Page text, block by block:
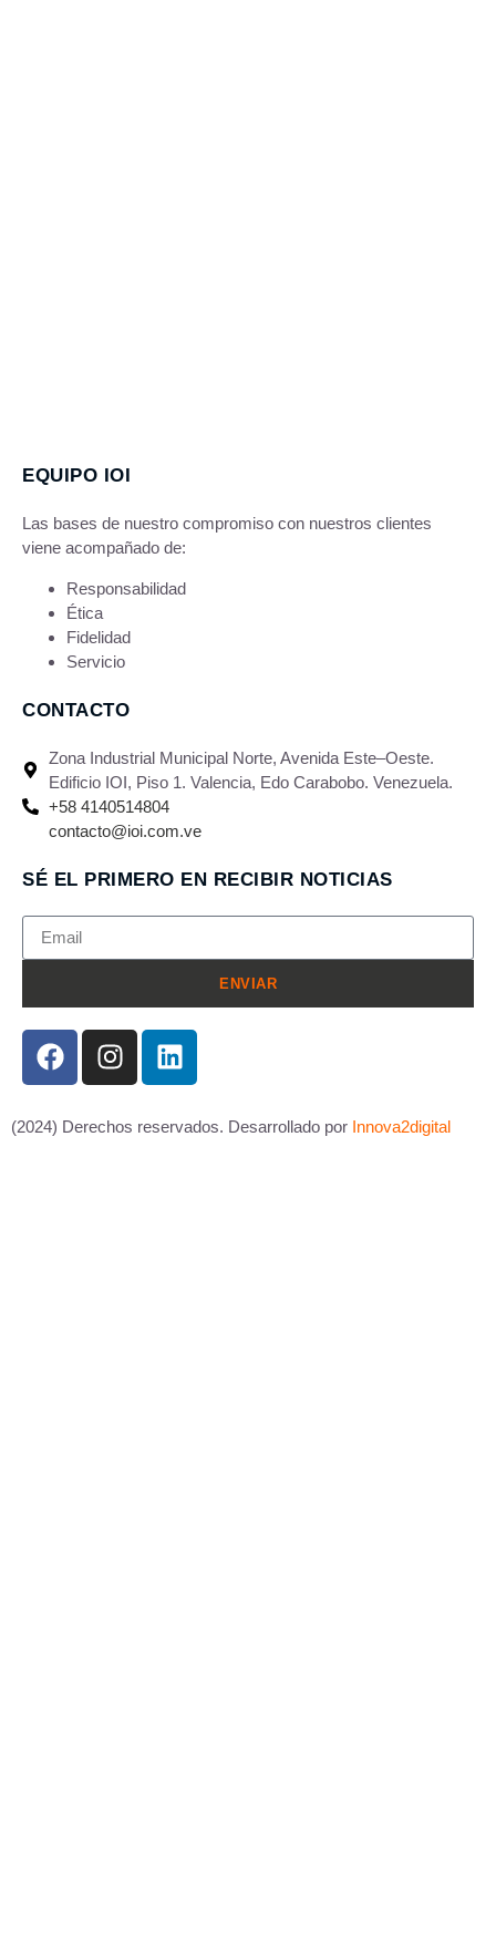
EQUIPO IOI
Las bases de nuestro compromiso con nuestros clientes
viene acompañado de:
Responsabilidad
Ética
Fidelidad
Servicio
CONTACTO
Zona Industrial Municipal Norte, Avenida Este–Oeste.
Edificio IOI, Piso 1. Valencia, Edo Carabobo. Venezuela.
+58 4140514804
contacto@ioi.com.ve
SÉ EL PRIMERO EN RECIBIR NOTICIAS
ENVIAR
(2024) Derechos reservados. Desarrollado por Innova2digital